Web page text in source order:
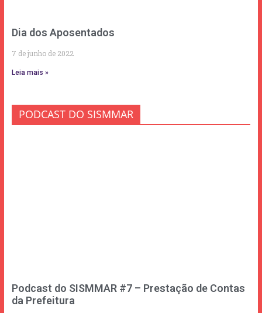
Dia dos Aposentados
7 de junho de 2022
Leia mais »
PODCAST DO SISMMAR
Podcast do SISMMAR #7 – Prestação de Contas
da Prefeitura